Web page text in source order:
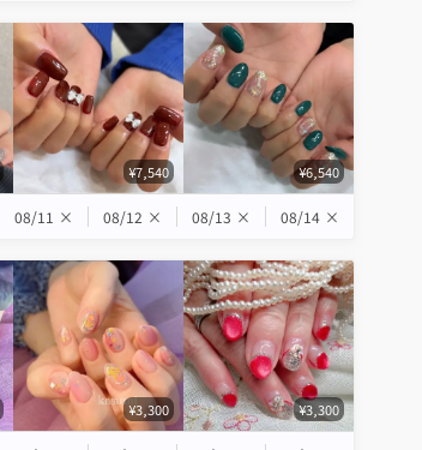
¥7,540 ¥6,540
08/11 × 08/12 × 08/13 × 08/14 ×
¥3,300 ¥3,300